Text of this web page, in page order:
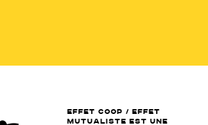
EFFET COOP / EFFET
MUTUALISTE EST UNE